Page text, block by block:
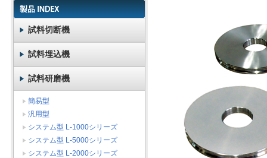
試料切断機
試料埋込機
試料研磨機
簡易型
汎用型
システム型 L-1000シリーズ
システム型 L-5000シリーズ
システム型 L-2000シリーズ